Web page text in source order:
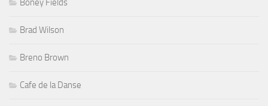
Boney Fields
Brad Wilson
Breno Brown
Cafe de la Danse